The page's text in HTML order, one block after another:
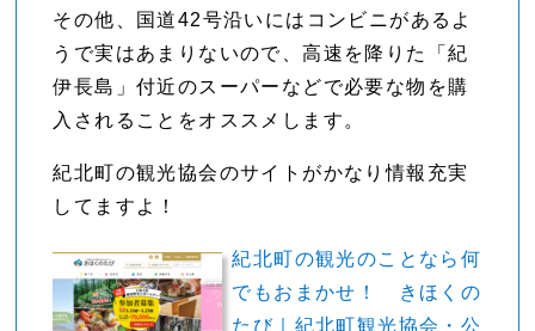
その他、国道42号沿いにはコンビニがあるよ
うで実はあまりないので、高速を降りた「紀
伊長島」付近のスーパーなどで必要な物を購
入されることをオススメします。
紀北町の観光協会のサイトがかなり情報充実
してますよ！
紀北町の観光のことなら何
でもおまかせ！ きほくの
たび｜紀北町観光協会・公